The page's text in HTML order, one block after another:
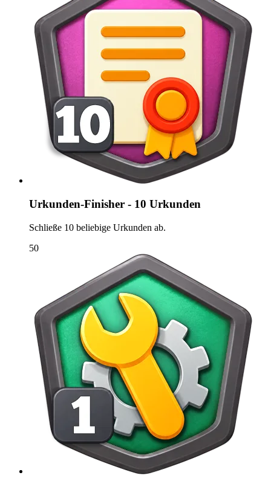
Urkunden-Finisher - 10 Urkunden
Schließe 10 beliebige Urkunden ab.
50